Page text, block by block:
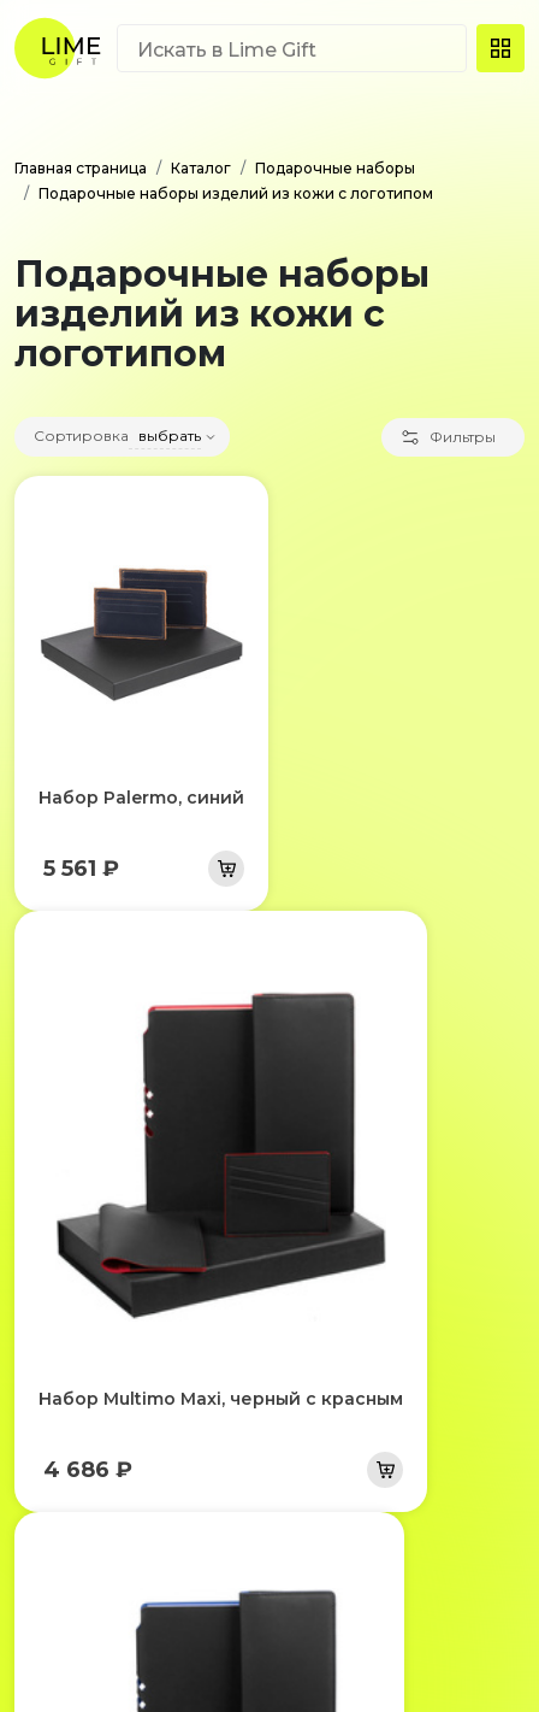
Главная страница Каталог
Подарочные наборы
Подарочные наборы изделий из кожи с логотипом
Подарочные наборы
изделий из кожи с
логотипом
Сортировка выбрать Фильтры
Набор Palermo, синий
5 561 ₽
Набор Multimo Maxi, черный с красным
4 686 ₽